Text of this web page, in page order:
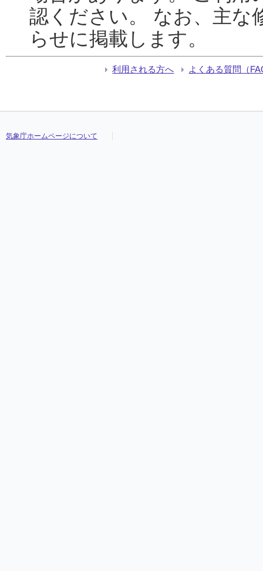
認ください。 なお、主な
らせに掲載します。
利用される方へ よくある質問（
気象庁ホームページについて